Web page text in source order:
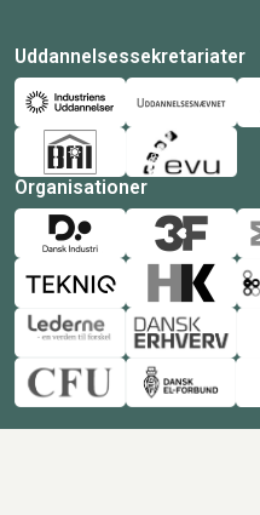
Uddannelsessekretariater
Organisationer